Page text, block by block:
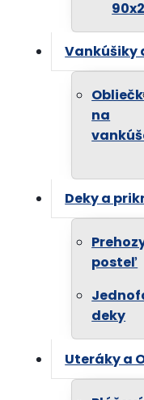
Vankúšiky
na
Deky a
posteľ
deky
Uteráky a